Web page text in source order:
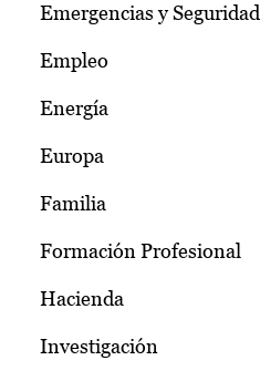
Emergencias y Seguridad
Empleo
Energía
Europa
Familia
Formación Profesional
Hacienda
Investigación